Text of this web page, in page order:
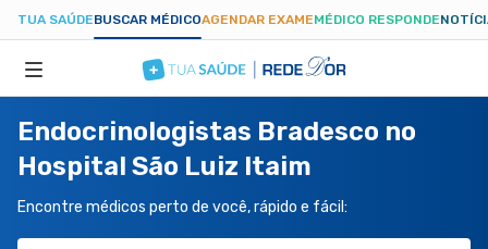
TUA SAÚDEBUSCAR MÉDICOAGENDAR EXAMEMÉDICO RESPONDE
ESPECIALIDADES
HOSPITAIS
Endocrinologistas Bradesco no
Hospital São Luiz Itaim
Encontre médicos perto de você, rápido e fácil: